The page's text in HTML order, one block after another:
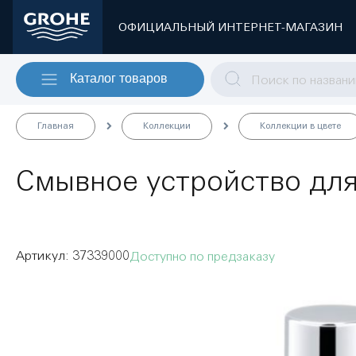
ОФИЦИАЛЬНЫЙ ИНТЕРНЕТ-МАГАЗИН
Каталог товаров
Главная Коллекции Коллекции в цвете
Смывное устройство
Доступно по предзаказу
37339000